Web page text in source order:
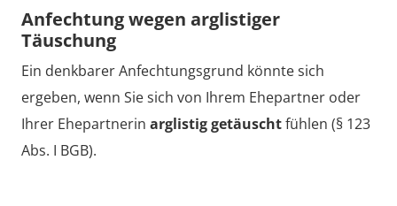
Anfechtung wegen arglistiger
Täuschung
Ein denkbarer Anfechtungsgrund könnte sich
ergeben, wenn Sie sich von Ihrem Ehepartner oder
Ihrer Ehepartnerin arglistig getäuschtfühlen (§ 123
Abs. I BGB).